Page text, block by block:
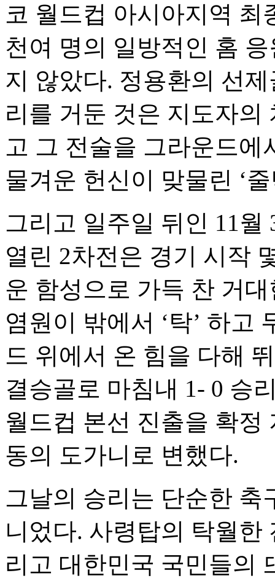
코 월드컵 아시아지역 최
천여 명의 일방적인 홈
지 않았다. 정용환의 선
리를 거둔 것은 지도자의
고 그 전술을 그라운드에
물겨운 헌신이 맞물린 ‘
그리고 일주일 뒤인 11
열린 2차전은 경기 시작
운 함성으로 가득 찬 거
염원이 밖에서 ‘탁’ 하고
드 위에서 온 힘을 다해
결승골로 마침내 1- 0 승
월드컵 본선 진출을 확정
동의 도가니로 변했다.
그날의 승리는 단순한 축
니었다. 사령탑의 탁월한
리고 대한민국 국민들의